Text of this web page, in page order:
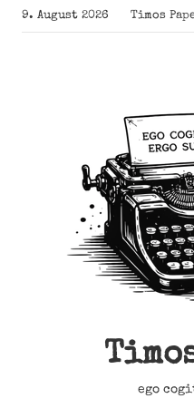
Zum
Inhalt
9. August 2026 Timos
ego